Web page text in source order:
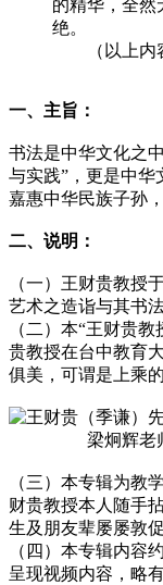
的精华，全然
绝。
（以上
一、主旨：
书法是中华文化之
与实践”，更是中华
嘉惠中华民族子孙
二、说明：
（一）王财贵教授
艺术之造诣与其书
（二）本“王财贵
贵教授在台中教育
俱美，可谓是上乘
梁炯辉老
（三）本专辑为教
财贵教授本人随手
生及朋友辈屡屡敦
（四）本专辑内容
呈现视频内容，略